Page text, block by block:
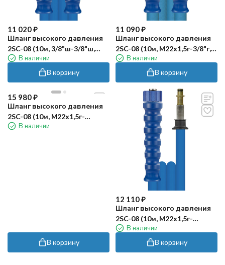
11 020₽
Шланг высокого давления
2SC-08 (10м, 3/8"ш-3/8"ш,
пищевой) R+M
В наличии
В корзину
11 090₽
Шланг высокого давления
2SC-08 (10м, М22х1,5г-3/8"г,
пищевой) R+M
В наличии
В корзину
15 980₽
Шланг высокого давления
2SC-08 (10м, М22х1,5г-
М22х1,5г, пищевой) R+M
В наличии
В корзину
12 110₽
Шланг высокого давления
2SC-08 (10м, М22х1,5г-
штуцер10, пищевой) R+M
В наличии
В корзину